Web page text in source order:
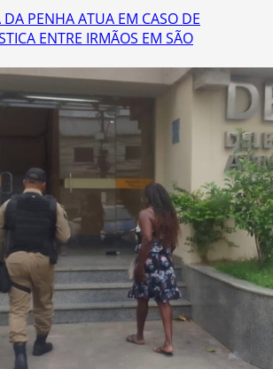
PENHA ATUA EM CASO DE
ENTRE IRMÃOS EM SÃO